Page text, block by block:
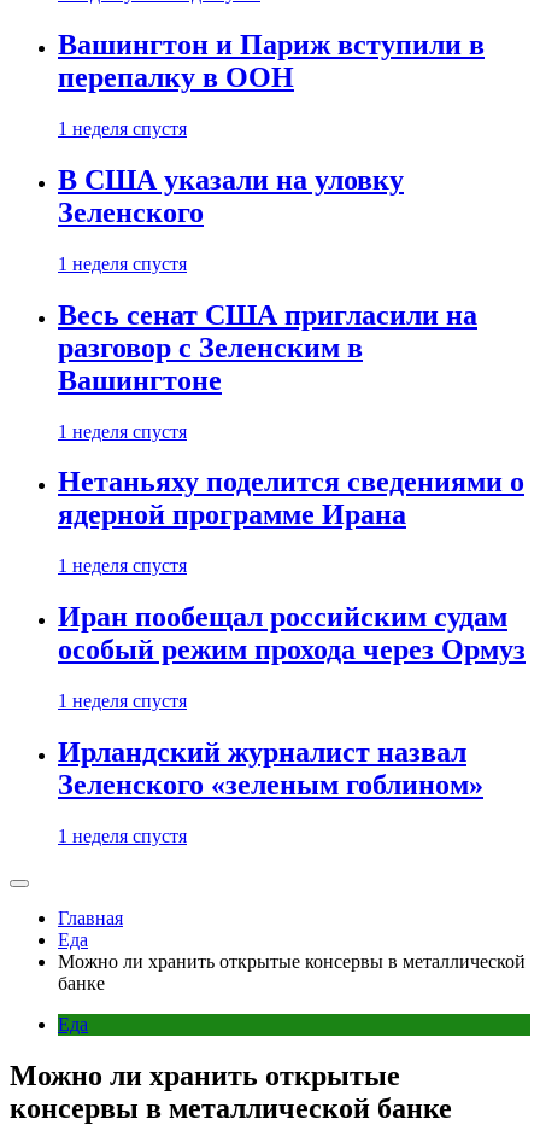
Вашингтон и Париж вступили в
перепалку в ООН
1 неделя спустя
В США указали на уловку
Зеленского
1 неделя спустя
Весь сенат США пригласили на
разговор с Зеленским в
Вашингтоне
1 неделя спустя
Нетаньяху поделится сведениями о
ядерной программе Ирана
1 неделя спустя
Иран пообещал российским судам
особый режим прохода через Ормуз
1 неделя спустя
Ирландский журналист назвал
Зеленского «зеленым гоблином»
1 неделя спустя
Главная
Еда
Можно ли хранить открытые консервы в металлической
банке
Еда
Можно ли хранить открытые
консервы в металлической банке